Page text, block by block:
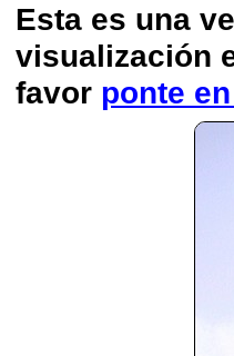
Esta es una
visualización
favor ponte